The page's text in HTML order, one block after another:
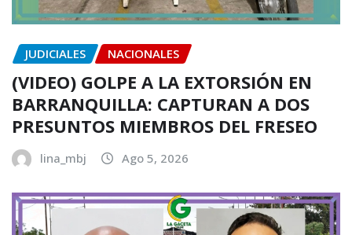
JUDICIALES NACIONALES
(VIDEO) GOLPE A LA EXTORSIÓN EN
BARRANQUILLA: CAPTURAN A DOS
PRESUNTOS MIEMBROS DEL FRESEO
lina_mbj Ago 5, 2026